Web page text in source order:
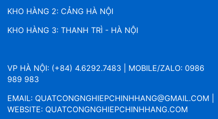
KHO HÀNG 2: CẢNG HÀ NỘI
KHO HÀNG 3: THANH TRÌ - HÀ NỘI
VP HÀ NỘI: (+84) 4.6292.7483 | MOBILE/ZALO: 0986
989 983
EMAIL: QUATCONGNGHIEPCHINHHANG@GMAIL.COM
WEBSITE: QUATCONGNGHIEPCHINHHANG.COM